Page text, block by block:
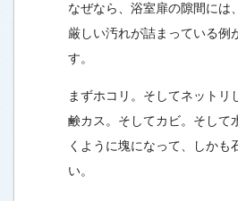
なぜなら、浴室扉の隙間には
厳しい汚れが詰まっている例
す。
まずホコリ。そしてネットリ
鹸カス。そしてカビ。そして
くように塊になって、しかも
い。